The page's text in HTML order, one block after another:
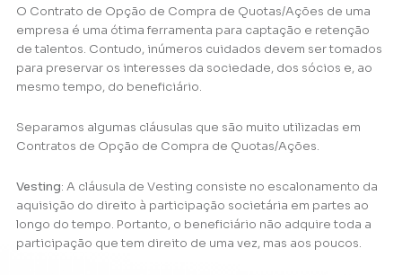
O Contrato de Opção de Compra de Quotas/Ações de uma
empresa é uma ótima ferramenta para captação e retenção
de talentos. Contudo, inúmeros cuidados devem ser tomados
para preservar os interesses da sociedade, dos sócios e, ao
mesmo tempo, do beneficiário.
Separamos algumas cláusulas que são muito utilizadas em
Contratos de Opção de Compra de Quotas/Ações.
Vesting: A cláusula de Vesting consiste no escalonamento da
aquisição do direito à participação societária em partes ao
longo do tempo. Portanto, o beneficiário não adquire toda a
participação que tem direito de uma vez, mas aos poucos.